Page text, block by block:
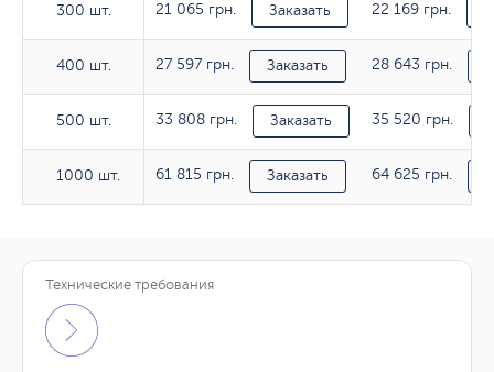
300 шт.
400 шт.
500 шт.
1000 шт.
300 шт. 21 065 грн. Заказать 22 169 грн.
400 шт. 27 597 грн. Заказать 28 643 грн.
500 шт. 33 808 грн. Заказать 35 520 грн.
1000 шт. 61 815 грн. Заказать 64 625 грн.
Технические требования